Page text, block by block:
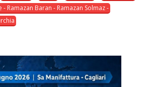
- Ramazan Baran - Ramazan Solmaz -